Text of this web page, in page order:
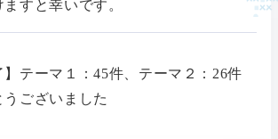
すと幸いです。
】テーマ１：45件、テーマ２：26件
ございました